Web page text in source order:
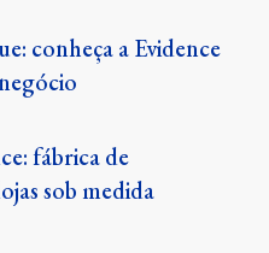
conheça a Evidence
fábrica de
sob medida